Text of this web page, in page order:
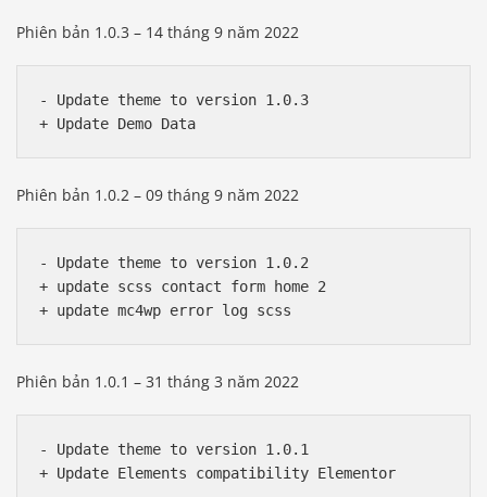
Phiên bản 1.0.3 – 14 tháng 9 năm 2022
- Update theme to version 1.0.3
Phiên bản 1.0.2 – 09 tháng 9 năm 2022
- Update theme to version 1.0.2
+ update scss contact form home 2
Phiên bản 1.0.1 – 31 tháng 3 năm 2022
- Update theme to version 1.0.1
+ Update Elements compatibility Elementor
Báo giá & Đặt hàng: